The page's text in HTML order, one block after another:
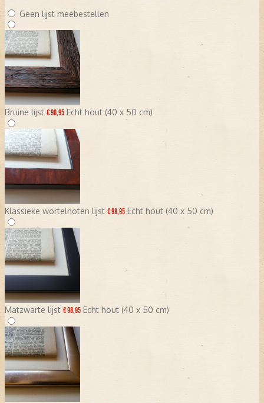
Geen lijst meebestellen
Bruine lijst € 98,95 Echt hout (40 x 50 cm)
Klassieke wortelnoten lijst € 98,95 Echt hout (40 x 50 cm)
Matzwarte lijst € 98,95 Echt hout (40 x 50 cm)